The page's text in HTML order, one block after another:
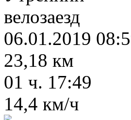
велозаезд
06.01.2019
23,18 км
01 ч. 17:49
14,4 км/ч